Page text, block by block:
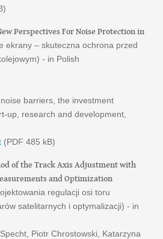
Perspectives For Noise Protection in
ekrany – skuteczna ochrona przed
- in Polish
barriers, the investment
up, research and development,
(PDF 485 kB)
of the Track Axis Adjustment with
and Optimization
regulacji osi toru
satelitarnych i optymalizacji) - in
Piotr Chrostowski, Katarzyna